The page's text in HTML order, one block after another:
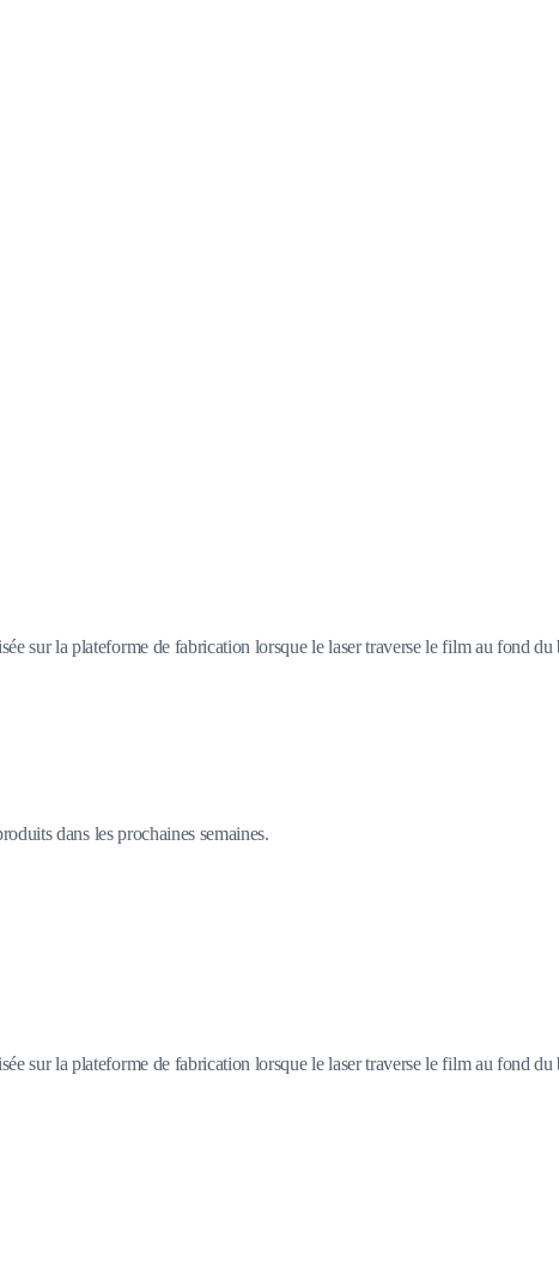
sur la plateforme de fabrication lorsque le laser traverse le film au fond du
dans les prochaines semaines.
sur la plateforme de fabrication lorsque le laser traverse le film au fond du